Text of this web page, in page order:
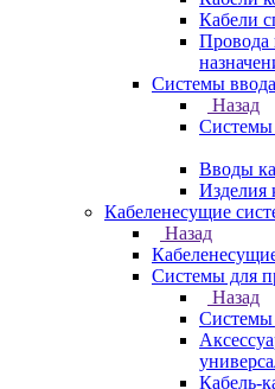
Кабели
Провода
Системы
Назад
Системы
Вводы
Изделия
Кабеленесущие
Назад
Системы для
Назад
Системы
Кабель-